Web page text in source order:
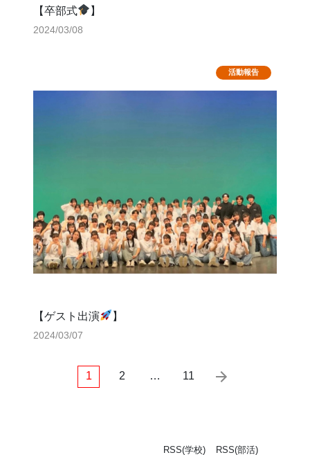
【卒部式 】
2024/03/08
【ゲスト出演 】
2024/03/07
1 2 … 11
RSS(部活)
RSS(学校)